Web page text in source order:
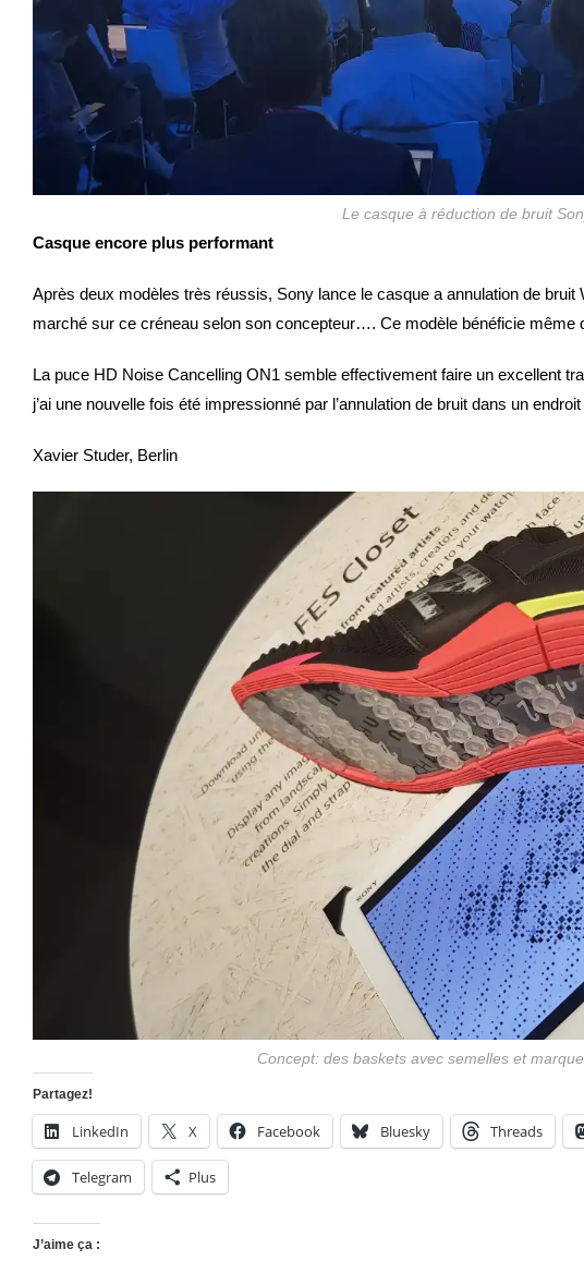
Le casque à réduction de bruit
Casque encore plus performant
Après deux modèles très réussis, Sony lance le casque a annulation de
marché sur ce créneau selon son concepteur…. Ce modèle bénéficie même
La puce HD Noise Cancelling ON1 semble effectivement faire un excellent
j’ai une nouvelle fois été impressionné par l’annulation de bruit dans un
Xavier Studer, Berlin
Concept: des baskets avec semelles et
Partagez!
LinkedIn X Facebook Bluesky Threads
Telegram Plus
J’aime ça :